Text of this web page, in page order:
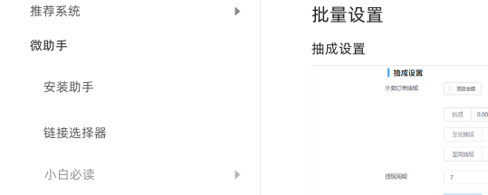
推荐系统
微助手
安装助手
链接选择器
小白必读
批量设置
抽成设置